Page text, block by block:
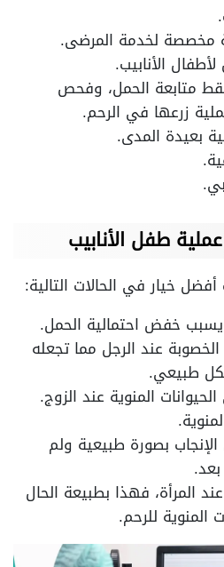
مخصصة لخدمة المرضى.
الأنابيب.
متابعة الحمل، وفحص
زرعها في الرحم.
بعيدة المدى.
طفل الأنابيب
خيار في الحالات التالية:
خفض احتمالية الحمل.
عند الرجل مما تجعله
طبيعي.
المنوية عند الزوج.
بصورة طبيعية ولم
المرأة، فهذا بطبيعة الحال
المنوية للرحم.